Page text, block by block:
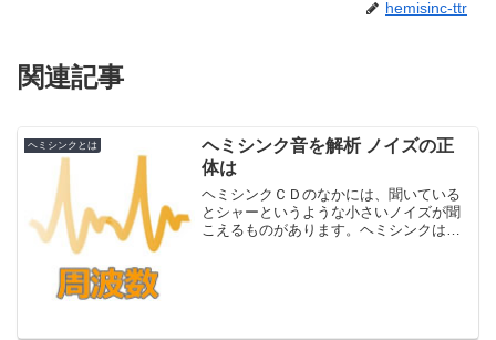
hemisinc-ttr
関連記事
ヘミシンクとは
ヘミシンク音を解析 ノイズの正
体は
ヘミシンクＣＤのなかには、聞いている
とシャーというような小さいノイズが聞
こえるものがあります。ヘミシンクは、